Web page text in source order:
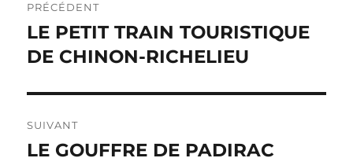
de
l’article
PRÉCÉDENT
Publication
précédente :
LE PETIT TRAIN TOURISTIQUE
DE CHINON-RICHELIEU
SUIVANT
Publication
LE GOUFFRE DE PADIRAC